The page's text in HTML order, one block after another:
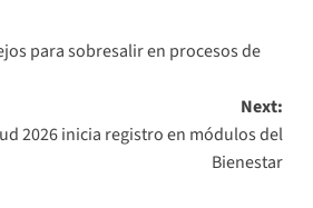
para sobresalir en procesos de
Next:
2026 inicia registro en módulos del
Bienestar